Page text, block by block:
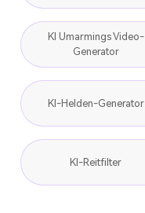
KI Umarmings Video-
Generator
KI-Helden-Generator
KI-Reitfilter